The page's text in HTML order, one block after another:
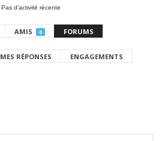
Pas d’activité récente
AMIS 0 FORUMS
MES RÉPONSES ENGAGEMENTS